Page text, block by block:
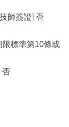
師簽證] 否
限標準第10條或
否